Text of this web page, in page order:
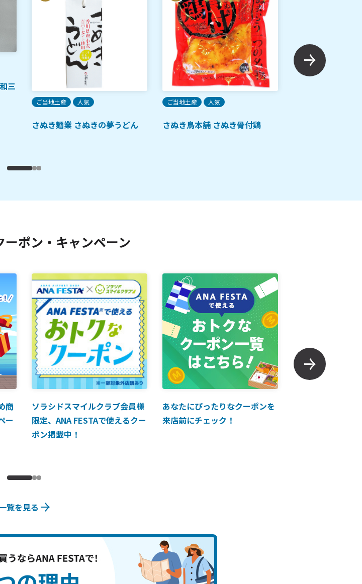
三
ご当地土産 人気
さぬき麺業 さぬきの夢うどん
ご当地土産 人気
さぬき鳥本舗 さぬき骨付鶏
ーポン・キャンペーン
商
ー
ソラシドスマイルクラブ会員様
限定、ANA FESTAで使えるクー
ポン掲載中！
あなたにぴったりなクーポンを
来店前にチェック！
覧を見る